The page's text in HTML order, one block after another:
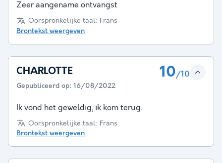
Zeer aangename ontvangst
Oorspronkelijke taal: Frans
Brontekst weergeven
CHARLOTTE 10/10
Gepubliceerd op: 16/08/2022
Ik vond het geweldig, ik kom terug.
Oorspronkelijke taal: Frans
Brontekst weergeven